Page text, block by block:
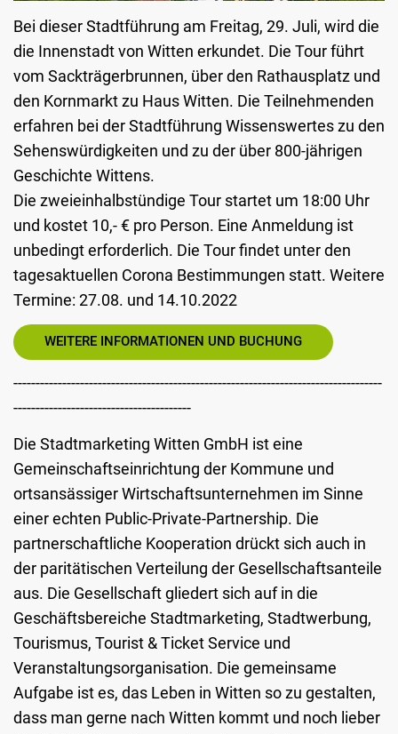
Bei dieser Stadtführung am Freitag, 29. Juli, wird die
die Innenstadt von Witten erkundet. Die Tour führt
vom Sackträgerbrunnen, über den Rathausplatz und
den Kornmarkt zu Haus Witten. Die Teilnehmenden
erfahren bei der Stadtführung Wissenswertes zu den
Sehenswürdigkeiten und zu der über 800-jährigen
Geschichte Wittens.
Die zweieinhalbstündige Tour startet um 18:00 Uhr
und kostet 10,- € pro Person. Eine Anmeldung ist
unbedingt erforderlich. Die Tour findet unter den
tagesaktuellen Corona Bestimmungen statt. Weitere
Termine: 27.08. und 14.10.2022
WEITERE INFORMATIONEN UND BUCHUNG
-----------------------------------------------------------------------------------
----------------------------------------
Die Stadtmarketing Witten GmbH ist eine
Gemeinschaftseinrichtung der Kommune und
ortsansässiger Wirtschaftsunternehmen im Sinne
einer echten Public-Private-Partnership. Die
partnerschaftliche Kooperation drückt sich auch in
der paritätischen Verteilung der Gesellschaftsanteile
aus. Die Gesellschaft gliedert sich auf in die
Geschäftsbereiche Stadtmarketing, Stadtwerbung,
Tourismus, Tourist & Ticket Service und
Veranstaltungsorganisation. Die gemeinsame
Aufgabe ist es, das Leben in Witten so zu gestalten,
dass man gerne nach Witten kommt und noch lieber